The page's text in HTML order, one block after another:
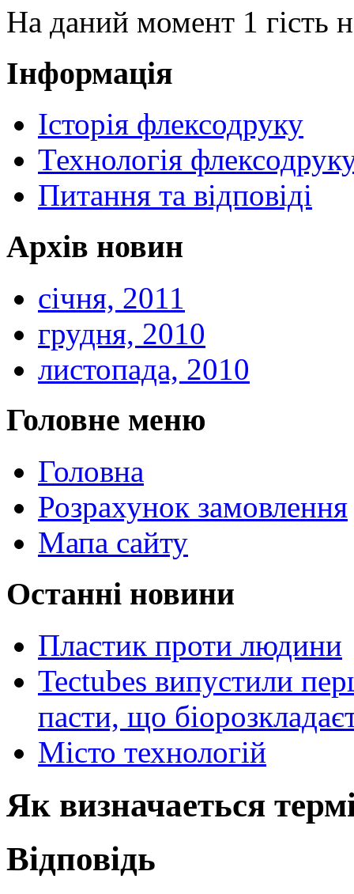
На даний момент 1 гість
Інформація
Історія флексодруку
Технологія
Питання та відповіді
Архів новин
січня, 2011
грудня, 2010
листопада, 2010
Головне меню
Головна
Розрахунок замовлення
Мапа сайту
Останні новини
Пластик проти людини
Tectubes випустили
пасти, що
Місто технологій
Як визначаеться
Відповідь